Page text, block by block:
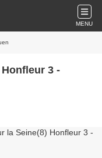
MENU
3 -